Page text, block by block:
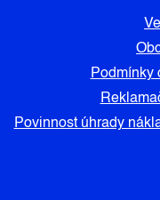
Podmínky
Povinnost úhrady